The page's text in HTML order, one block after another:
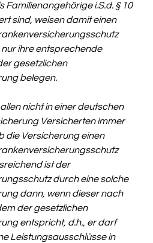
Familienangehörige i.S.d. § 10
sind, weisen damit einen
nur ihre entsprechende
gesetzlichen
belegen.
nicht in einer deutschen
Versicherten immer
die Versicherung einen
ist der
durch eine solche
dann, wenn dieser nach
der gesetzlichen
entspricht, d.h., er darf
Leistungsausschlüsse in